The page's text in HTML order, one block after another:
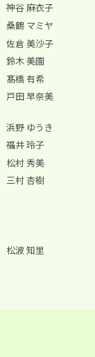
神谷 麻衣子
桑鶴 マミヤ
佐倉 美沙子
鈴木 美園
髙橋 有希
戸田 早奈美
浜野 ゆうき
福井 玲子
松村 秀美
三村 杏樹
松波 知里